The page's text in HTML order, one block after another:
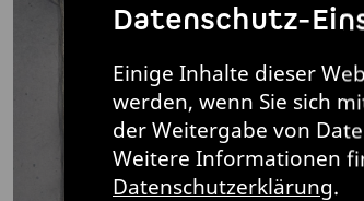
Datenschutz-
Einige Inhalte dieser
werden, wenn Sie sich
der Weitergabe von
Weitere Informationen
Datenschutzerklärung.